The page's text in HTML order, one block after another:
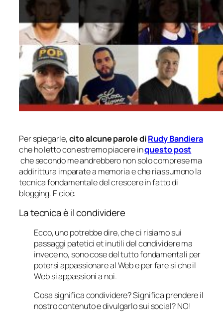
Per spiegarle,cito alcune parole diRudy Bandiera
che ho letto con estremo piacere inquesto post
che secondo me andrebbero non solo comprese ma
addirittura imparate a memoria e che riassumono la
tecnica fondamentale del crescere in fatto di
blogging. E cioè:
La tecnica è il condividere
Ecco, uno potrebbe dire, che ci risiamo sui
passaggi patetici et inutili del condividere ma
invece no, sono cose del tutto fondamentali per
potersi appassionare al Web e per fare si che il
Web si appassioni a noi.
Cosa significa condividere? Significa prendere il
nostro contenuto e divulgarlo sui social? NO!